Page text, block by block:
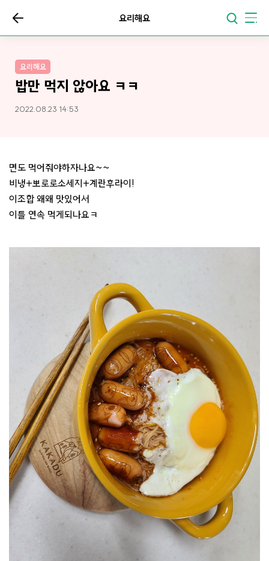
요리해요
요리해요
밥만 먹지 않아요 ㅋㅋ
2022.08.23 14:53
면도 먹어줘야하자나요~~
비냉+뽀로로소세지+계란후라이!
이조합 왜왜 맛있어서
이틀 연속 먹게되나요ㅋ